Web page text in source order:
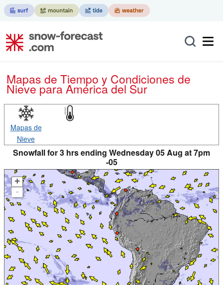
Mapas de Tiempo y Condiciones de
Nievepara América del Sur
Mapas de
Nieve
Snowfall for 3 hrs ending Wednesday 05 Aug at 7pm
-05
+
-